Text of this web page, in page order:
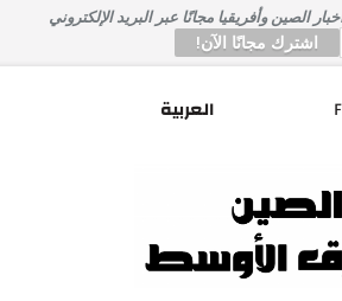
الصين وأفريقيا مجانًا عبر البريد الإلكتروني
العربية